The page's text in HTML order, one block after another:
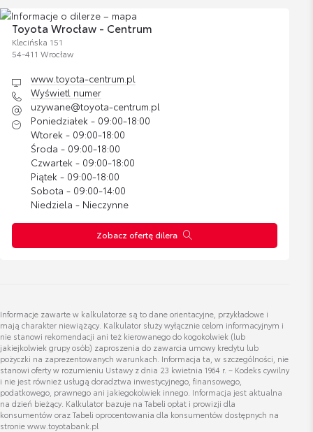
393,24 zł
Toyoty
Cena brutto
200,37 zł
Bagażnik rowerowy na hak VeloCompact -
2 rowery
Cena brutto
2 837,07 zł
Bagażnik rowerowy na hak VeloCompact -
Karol Kozłowski
Doradca ds. sprzedaży samochodów używanych
Wyświetl numer
karol.kozlowski@toyota-centrum.pl
Jakub Brzezicki
jakub.brzezicki@lexus-wroclaw.pl
Szymon Sareńcza
Doradca ds. sprzedaży samochodów używanych
Toyota Wrocław - Centrum
Klecińska 151
54-411 Wrocław
www.toyota-centrum.pl
Wyświetl numer
uzywane@toyota-centrum.pl
Poniedziałek - 09:00-18:00
Wtorek - 09:00-18:00
Środa - 09:00-18:00
Czwartek - 09:00-18:00
Piątek - 09:00-18:00
Sobota - 09:00-14:00
Niedziela - Nieczynne
Zobacz ofertę dilera
Informacje zawarte w kalkulatorze są to dane orientacyjne, przykładowe i
mają charakter niewiążący. Kalkulator służy wyłącznie celom informacyjnym i
nie stanowi rekomendacji ani też kierowanego do kogokolwiek (lub
jakiejkolwiek grupy osób) zaproszenia do zawarcia umowy kredytu lub
pożyczki na zaprezentowanych warunkach. Informacja ta, w szczególności, nie
stanowi oferty w rozumieniu Ustawy z dnia 23 kwietnia 1964 r. – Kodeks cywilny
i nie jest również usługą doradztwa inwestycyjnego, finansowego,
podatkowego, prawnego ani jakiegokolwiek innego. Informacja jest aktualna
na dzień bieżący. Kalkulator bazuje na Tabeli opłat i prowizji dla
konsumentów oraz Tabeli oprocentowania dla konsumentów dostępnych na
stronie www.toyotabank.pl